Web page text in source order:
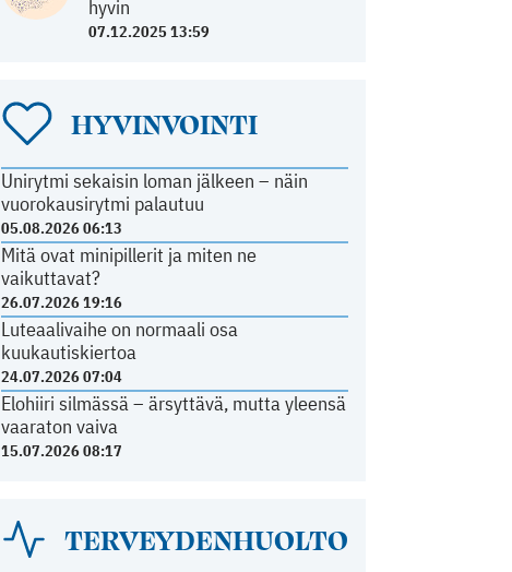
hyvin
07.12.2025 13:59
HYVINVOINTI
Unirytmi sekaisin loman jälkeen – näin
vuorokausirytmi palautuu
05.08.2026 06:13
Mitä ovat minipillerit ja miten ne
vaikuttavat?
26.07.2026 19:16
Luteaalivaihe on normaali osa
kuukautiskiertoa
24.07.2026 07:04
Elohiiri silmässä – ärsyttävä, mutta yleensä
vaaraton vaiva
15.07.2026 08:17
TERVEYDENHUOLTO